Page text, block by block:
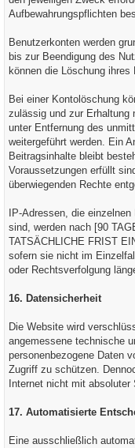
Aufbewahrungspflichten
Benutzerkonten werden
bis zur Beendigung des
können die Löschung
Bei einer Kontolöschung
zulässig und zur Erhaltung
unter Entfernung des
weitergeführt werden. Ein
Beitragsinhalte bleibt
Voraussetzungen erfüllt
überwiegenden Rechte
IP-Adressen, die
sind, werden nach [90
TATSÄCHLICHE FRIST
sofern sie nicht im
oder Rechtsverfolgung
16. Datensicherheit
Die Website wird
angemessene technische
personenbezogene Daten
Zugriff zu schützen.
Internet nicht mit
17. Automatisierte
Eine ausschließlich